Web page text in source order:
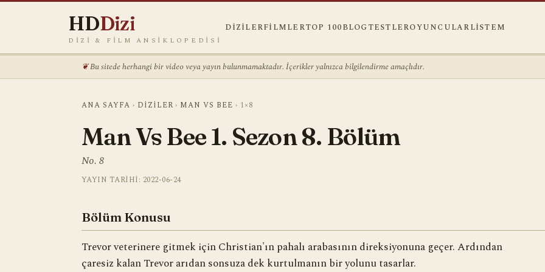
HDDizi
DIZI & FILM ANSIKLOPEDISI
DIZILERFILMLERTOP 100BLOGTESTLEROYUNCULARLISTEM
Bu sitede herhangi bir video veya yayın bulunmamaktadır. İçerikler yalnızca bilgilendirme amaçlıdır.
ANA SAYFA › DIZILER › MAN VS BEE › 1×8
Man Vs Bee 1. Sezon 8. Bölüm
No. 8
YAYIN TARIHI: 2022-06-24
Bölüm Konusu
Trevor veterinere gitmek için Christian'ın pahalı arabasının direksiyonuna geçer. Ardından
çaresiz kalan Trevor arıdan sonsuza dek kurtulmanın bir yolunu tasarlar.